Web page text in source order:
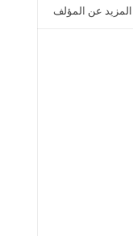
المزيد عن المؤلف